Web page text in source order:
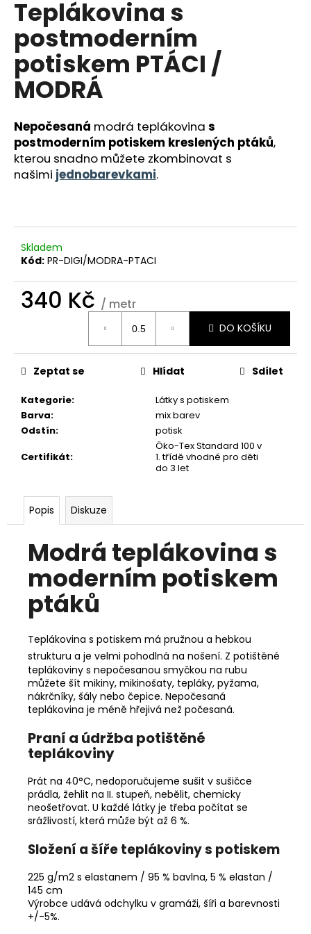
Teplákovina s
postmoderním
potiskem PTÁCI /
MODRÁ
Nepočesaná modrá teplákovina s
postmoderním potiskem kreslených ptáků,
kterou snadno můžete zkombinovat s
našimi jednobarevkami.
Skladem
Kód: PR-DIGI/MODRA-PTACI
340 Kč / metr
DO KOŠÍKU
Kategorie:
Látky s potiskem
Barva:
mix barev
Odstín:
potisk
Certifikát:
Öko-Tex Standard 100 v
1. třídě vhodné pro děti
do 3 let
Zeptat se Hlídat Sdílet
Popis Diskuze
Modrá teplákovina s
moderním potiskem
ptáků
Teplákovina s potiskem má pružnou a hebkou
strukturu a je velmi pohodlná na nošení. Z potištěné
teplákoviny s nepočesanou smyčkou na rubu
můžete šít mikiny, mikinošaty, tepláky, pyžama,
nákrčníky, šály nebo čepice. Nepočesaná
teplákovina je méně hřejivá než počesaná.
Praní a údržba potištěné
teplákoviny
Prát na 40°C, nedoporučujeme sušit v sušičce
prádla, žehlit na II. stupeň, nebělit, chemicky
neošetřovat. U každé látky je třeba počítat se
srážlivostí, která může být až 6 %.
Složení a šíře teplákoviny s potiskem
225 g/m2 s elastanem / 95 % bavlna, 5 % elastan /
145 cm
Výrobce udává odchylku v gramáži, šíři a barevnosti
+/-5%.
a
j
í
t
?
HLEDAT
D
p
o
r
u
e
m